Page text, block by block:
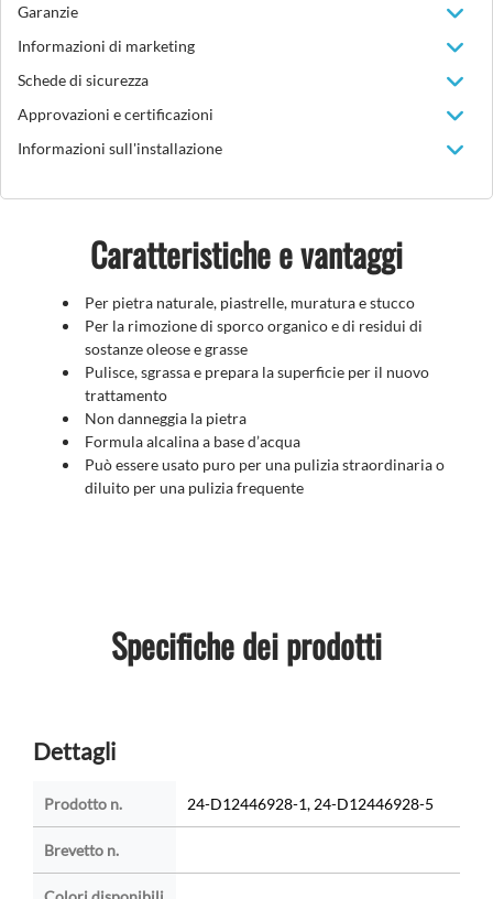
Garanzie
Informazioni di marketing
Schede di sicurezza
Approvazioni e certificazioni
Informazioni sull'installazione
Caratteristiche e vantaggi
Per pietra naturale, piastrelle, muratura e stucco
Per la rimozione di sporco organico e di residui di
sostanze oleose e grasse
Pulisce, sgrassa e prepara la superficie per il nuovo
trattamento
Non danneggia la pietra
Formula alcalina a base d’acqua
Può essere usato puro per una pulizia straordinaria o
diluito per una pulizia frequente
Specifiche dei prodotti
Dettagli
Prodotto n. 24-D12446928-1, 24-D12446928-5
Brevetto n.